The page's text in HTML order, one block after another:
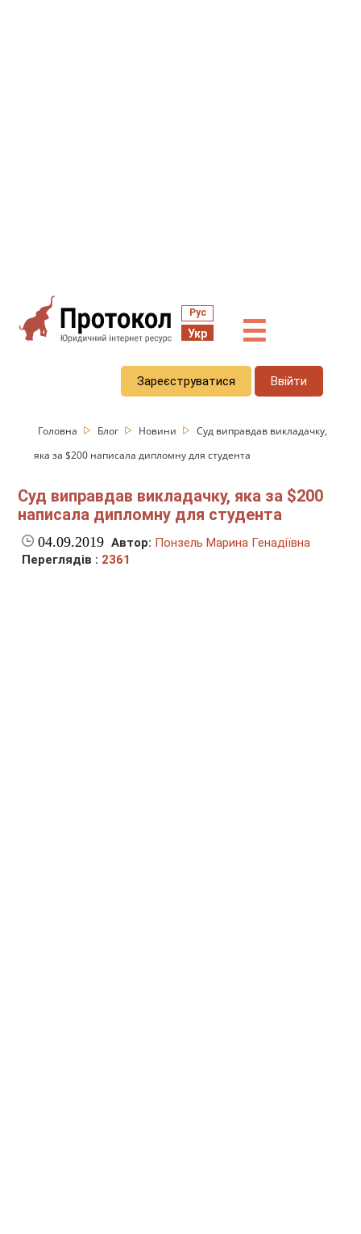
Рус
Укр ☰
Зареєструватися Ввійти
Головна Блог Новини
Суд виправдав викладачку,
яка за $200 написала дипломну для студента
Суд виправдав викладачку, яка за $200
написала дипломну для студента
04.09.2019 Автор: Понзель Марина Генадіївна
Переглядів : 2361